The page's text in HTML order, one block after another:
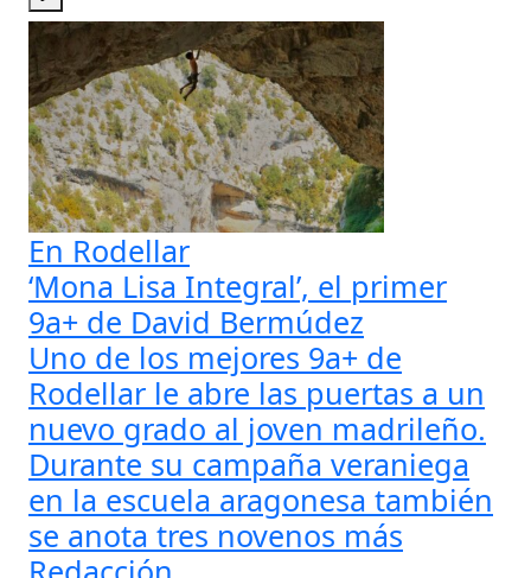
En Rodellar
‘Mona Lisa Integral’, el primer
9a+ de David Bermúdez
Uno de los mejores 9a+ de
Rodellar le abre las puertas a un
nuevo grado al joven madrileño.
Durante su campaña veraniega
en la escuela aragonesa también
se anota tres novenos más